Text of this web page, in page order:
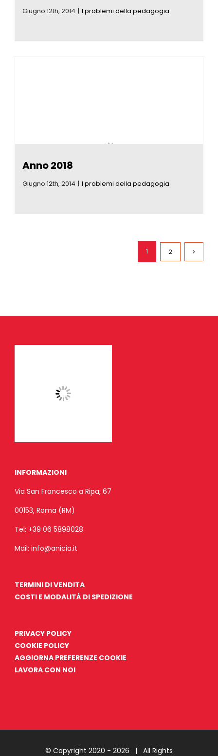
Giugno 12th, 2014 | I problemi della pedagogia
Anno 2018
Giugno 12th, 2014 | I problemi della pedagogia
1 2
INFORMAZIONI
Via San Francesco a Ripa, 67
00153, Roma (RM)
Tel: +39 06 5898028
Mail: info@anicia.it
TERMINI DI VENDITA
COSTI E MODALITÀ DI SPEDIZIONE
PRIVACY POLICY
COOKIE POLICY
AGGIORNA PREFERENZE COOKIE
LAVORA CON NOI
© Copyright 2020 - 2026 | All Rights